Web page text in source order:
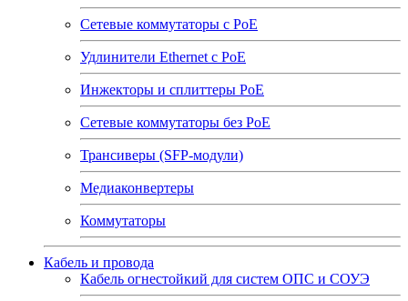
Сетевые коммутаторы с РоЕ
Удлинители Ethernet с PoE
Инжекторы и сплиттеры РоЕ
Сетевые коммутаторы без РоЕ
Трансиверы (SFP-модули)
Медиаконвертеры
Коммутаторы
Кабель и провода
Кабель огнестойкий для систем ОПС и СОУЭ